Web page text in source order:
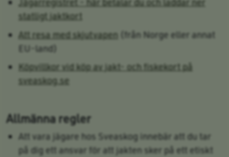
statligt jaktkort
Att resa med skjutvapen (från Norge eller annat
EU-land)
Köpvillkor vid köp av jakt- och fiskekort på
sveaskog.se
Allmänna regler
Att vara jägare hos Sveaskog innebär att du tar
på dig ett ansvar för att jakten sker på ett etiskt